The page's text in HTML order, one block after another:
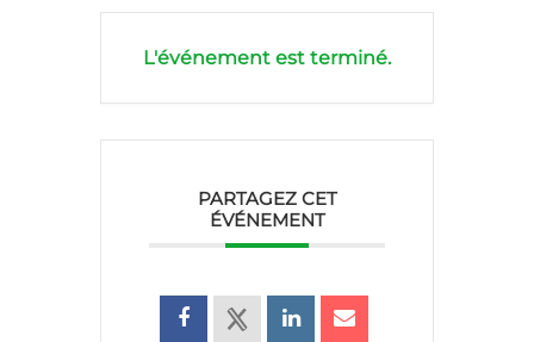
L'événement est terminé.
PARTAGEZ CET
ÉVÉNEMENT